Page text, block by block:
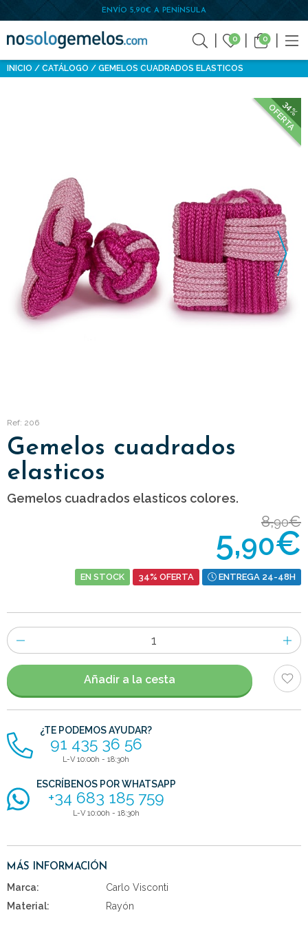
ENVÍO 5,90€ A PENÍNSULA
0 0
INICIO CATÁLOGO GEMELOS CUADRADOS ELASTICOS
34%
OFERTA
Ref: 206
Gemelos cuadrados
elasticos
Gemelos cuadrados elasticos colores.
8,90€
5,90€
EN STOCK 34% OFERTA ENTREGA 24-48H
Número
de
artículos
Añadir a la cesta
¿TE PODEMOS AYUDAR?
91 435 36 56
L-V 10:00h - 18:30h
ESCRÍBENOS POR WHATSAPP
+34 683 185 759
L-V 10:00h - 18:30h
MÁS INFORMACIÓN
Marca:
Carlo Visconti
Material:
Rayón